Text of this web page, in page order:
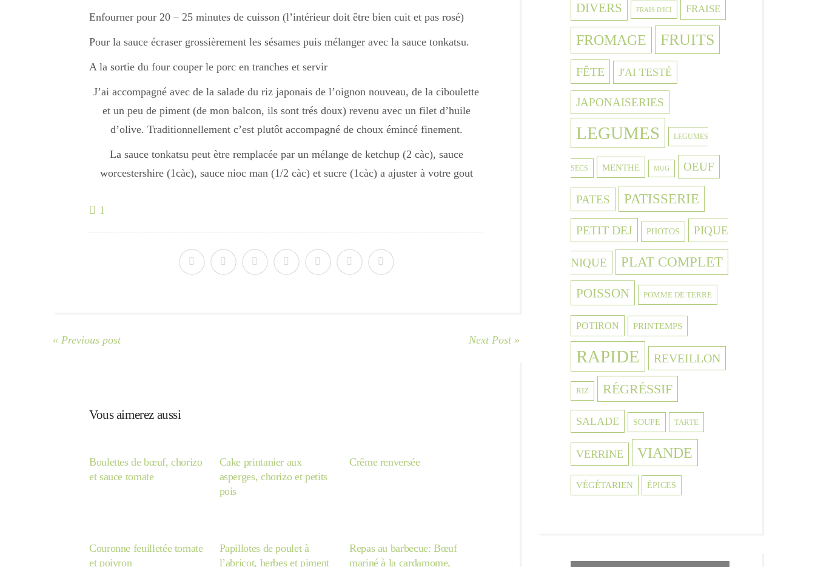
Enfourner pour 20 – 25 minutes de cuisson (l’intérieur doit être bien cuit et pas rosé)
Pour la sauce écraser grossièrement les sésames puis mélanger avec la sauce tonkatsu.
A la sortie du four couper le porc en tranches et servir
J’ai accompagné avec de la salade du riz japonais de l’oignon nouveau, de la ciboulette
et un peu de piment (de mon balcon, ils sont trés doux) revenu avec un filet d’huile
d’olive. Traditionnellement c’est plutôt accompagné de choux émincé finement.
La sauce tonkatsu peut ètre remplacée par un mélange de ketchup (2 càc), sauce
worcestershire (1càc), sauce nioc man (1/2 càc) et sucre (1càc) a ajuster à votre gout
1
« Previous post Next Post »
Vous aimerez aussi
Boulettes de bœuf, chorizo
et sauce tomate
Cake printanier aux
asperges, chorizo et petits
pois
Crême renversée
Couronne feuilletée tomate
et poivron
Papillotes de poulet à
l’abricot, herbes et piment
Repas au barbecue: Bœuf
mariné à la cardamome,
DIVERS FRAIS D'ICI FRAISE
FROMAGE FRUITS
FÊTE J'AI TESTÉ
JAPONAISERIES
LEGUMES LEGUMES
SECS MENTHE MUG OEUF
PATES PATISSERIE
PETIT DEJ PHOTOS PIQUE
NIQUE PLAT COMPLET
POISSON POMME DE TERRE
POTIRON PRINTEMPS
RAPIDE REVEILLON
RIZ RÉGRÉSSIF
SALADE SOUPE TARTE
VERRINE VIANDE
VÉGÉTARIEN ÉPICES